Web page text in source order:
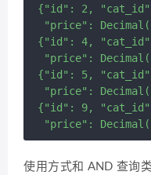
{"id": 2, "cat_id":
"price":
{"id": 4, "cat_id":
"price":
{"id": 5, "cat_id":
"price":
{"id": 9, "cat_id":
使用方式和 AND 查询